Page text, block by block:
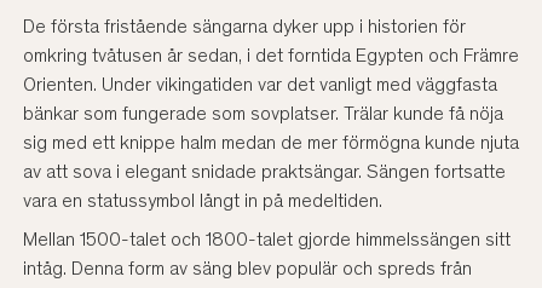
De första fristående sängarna dyker upp i historien för
omkring tvåtusen år sedan, i det forntida Egypten och Främre
Orienten. Under vikingatiden var det vanligt med väggfasta
bänkar som fungerade som sovplatser. Trälar kunde få nöja
sig med ett knippe halm medan de mer förmögna kunde njuta
av att sova i elegant snidade praktsängar. Sängen fortsatte
vara en statussymbol långt in på medeltiden.
Mellan 1500-talet och 1800-talet gjorde himmelssängen sitt
intåg. Denna form av säng blev populär och spreds från